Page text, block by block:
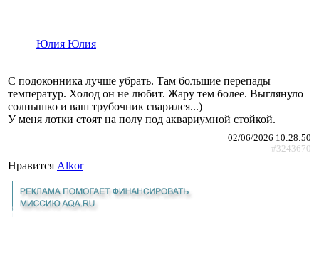
Юлия Юлия
С подоконника лучше убрать. Там большие перепады
температур. Холод он не любит. Жару тем более. Выглянуло
солнышко и ваш трубочник сварился...)
У меня лотки стоят на полу под аквариумной стойкой.
02/06/2026 10:28:50
#3243670
Нравится Alkor